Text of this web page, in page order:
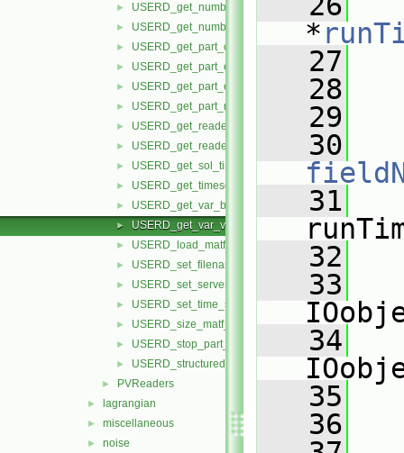
► USERD_get_number_of_variables.H
► USERD_get_number_timesets.H
► USERD_get_part_coords.H
► USERD_get_part_element_ids_by_type.H
► USERD_get_part_elements_by_type.H
► USERD_get_part_node_ids.H
► USERD_get_reader_release.H
► USERD_get_reader_version.H
► USERD_get_sol_times.H
► USERD_get_timeset_description.H
► USERD_get_var_by_component.H
► USERD_get_var_value_at_specific.H
► USERD_load_matf_data.H
► USERD_set_filenames.H
► USERD_set_server_number.H
► USERD_set_time_set_and_step.H
► USERD_size_matf_data.H
► USERD_stop_part_building.H
► USERD_structured_data.H
► PVReaders
► lagrangian
► miscellaneous
► noise
*
   27
   28
   29
   30
   31
   32
   33
   34
   35
   36